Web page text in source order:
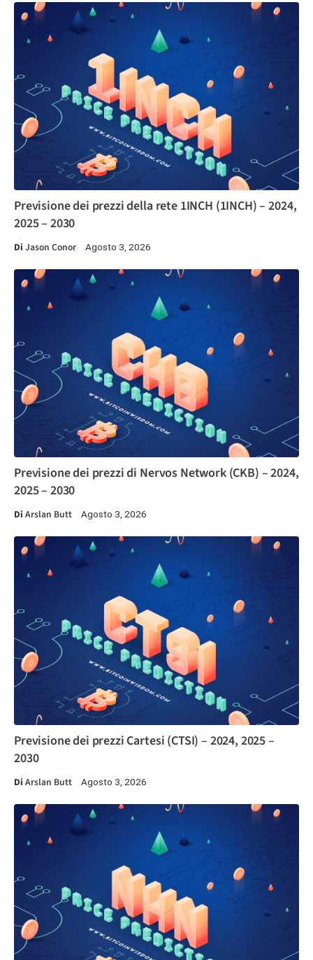
Previsione dei prezzi della rete 1INCH (1INCH) – 2024,
2025 – 2030
Di Jason Conor Agosto 3, 2026
Previsione dei prezzi di Nervos Network (CKB) – 2024,
2025 – 2030
Di Arslan Butt Agosto 3, 2026
Previsione dei prezzi Cartesi (CTSI) – 2024, 2025 –
2030
Di Arslan Butt Agosto 3, 2026